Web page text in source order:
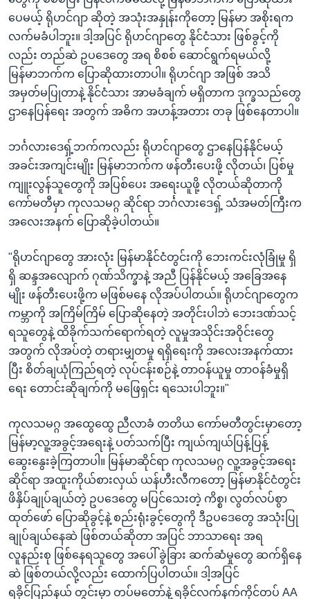
ပေမယ့် ရိုဟင်ဂျာ ဆိုတဲ့ အသုံးအနှုန်းကိုတော့ မြန်မာ အစိုးရက
လက်မခံပါဘူး။ ဒါ့အပြင် ရိုဟင်ဂျာတွေ နိုင်ငံသား ဖြစ်ခွင့်ကို
လည်း တည်ဆဲ ဥပဒေတွေ အရ စိစစ် ဆောင်ရွက်ရမယ်လို့
မြန်မာဘက်က ပြောဆိုထားတာပါ။ ရိုဟင်ဂျာ အဖြစ် အသိ
အမှတ်မပြုတာနဲ့ နိုင်ငံသား အာမခံချက် မရှိတာက ဒုက္ခသည်တွေ
ဌာနေပြန်ရေး အတွက် အဓိက အဟန့်အတား တခု ဖြစ်နေတာပါ။
ဘင်္ဂလားဒေရှ့်ဘက်ကလည်း ရိုဟင်ဂျာတွေ ဌာနေပြန်နိုင်မယ့်
အခင်းအကျင်းမျိုး မြန်မာဘက်က ဖန်တီးပေးဖို့ လိုတယ်၊ ပြစ်မှု
ကျူးလွန်သူတွေကို အပြစ်ပေး အရေးယူဖို့ လိုတယ်ဆိုတာကို
ကော်မတီမှာ ကုလသမဂ္ဂ ဆိုင်ရာ ဘင်္ဂလားဒေရှ့် သံအမတ်ကြီးက
အလေးအနက် ပြောဆိုခဲ့ပါတယ်။
"ရိုဟင်ဂျာတွေ အားလုံး မြန်မာနိုင်ငံတွင်းကို ဘေးကင်းလုံခြုံမှု ရှိ
ရှိ ဆန္ဒအလျောက် ဂုဏ်သိက္ခာနဲ့ အညီ ပြန်နိုင်မယ့် အခြေအနေ
မျိုး ဖန်တီးပေးဖို့က မဖြစ်မနေ လိုအပ်ပါတယ်။ ရိုဟင်ဂျာတွေက
ကမ္ဘာကို အကြိမ်ကြိမ် ပြောဆိုနေတဲ့ အတိုင်းပါဘဲ ဘေးဒဏ်သင့်
ရသူတွေနဲ့ ထိခိုက်သက်ရောက်ရတဲ့ လူမှုအသိုင်းအဝိုင်းတွေ
အတွက် လိုအပ်တဲ့ တရားမျှတမှု ရရှိရေးကို အလေးအနက်ထား
ပြီး စိတ်ချယုံကြည်ရတဲ့ လုပ်ငန်းစဉ်နဲ့ တာဝန်ယူမှု တာဝန်ခံမှုရှိ
ရေး တောင်းဆိုချက်ကို မဖြေရှင်း ရသေးပါဘူး။"
ကုလသမဂ္ဂ အထွေထွေ ညီလာခံ တတိယ ကော်မတီတွင်းမှာတော့
မြန်မာ့လူ့အခွင့်အရေးနဲ့ ပတ်သက်ပြီး ကျယ်ကျယ်ပြန့်ပြန့်
ဆွေးနွေးခဲ့ကြတာပါ။ မြန်မာဆိုင်ရာ ကုလသမဂ္ဂ လူ့အခွင့်အရေး
ဆိုင်ရာ အထူးကိုယ်စားလှယ် ယန်ဟီးလီကတော့ မြန်မာနိုင်ငံတွင်း
ဖိနှိပ်ချုပ်ချယ်တဲ့ ဥပဒေတွေ မပြင်သေးတဲ့ ကိစ္စ၊ လွတ်လပ်စွာ
ထုတ်ဖော် ပြောဆိုခွင့်နဲ့ စည်းရုံးခွင့်တွေကို ဒီဥပဒေတွေ အသုံးပြု
ချုပ်ချယ်နေဆဲ ဖြစ်တယ်ဆိုတာ အပြင် ဘာသာရေး အရ
လူနည်းစု ဖြစ်နေရသူတွေ အပေါ် ခွဲခြား ဆက်ဆံမှုတွေ ဆက်ရှိနေ
ဆဲ ဖြစ်တယ်လို့လည်း ထောက်ပြပါတယ်။ ဒါ့အပြင်
ရခိုင်ပြည်နယ် တွင်းမှာ တပ်မတော်နဲ့ ရခိုင်လက်နက်ကိုင်တပ် AA